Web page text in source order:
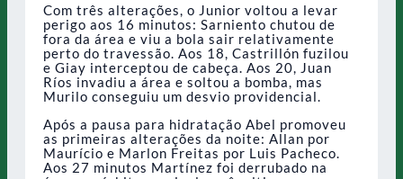
Com três alterações, o Junior voltou a levar
perigo aos 16 minutos: Sarniento chutou de
fora da área e viu a bola sair relativamente
perto do travessão. Aos 18, Castrillón fuzilou
e Giay interceptou de cabeça. Aos 20, Juan
Ríos invadiu a área e soltou a bomba, mas
Murilo conseguiu um desvio providencial.
Após a pausa para hidratação Abel promoveu
as primeiras alterações da noite: Allan por
Maurício e Marlon Freitas por Luis Pacheco.
Aos 27 minutos Martínez foi derrubado na